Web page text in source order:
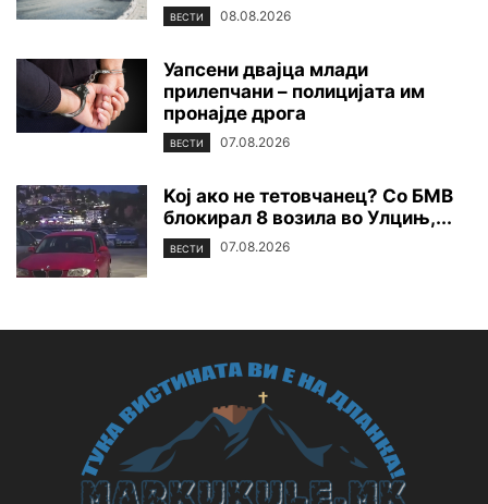
ВЕСТИ 08.08.2026
Уапсени двајца млади
прилепчани – полицијата им
пронајде дpoга
ВЕСТИ 07.08.2026
Koj ако не тетовчанец? Со БМВ
блокирал 8 возила во Улцињ,...
ВЕСТИ 07.08.2026